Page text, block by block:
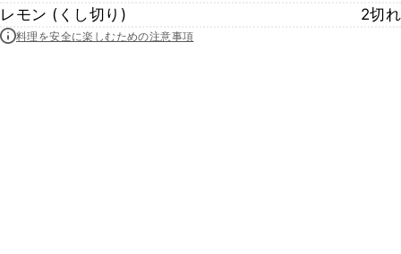
レモン (くし切り)
2切れ
料理を安全に楽しむための注意事項